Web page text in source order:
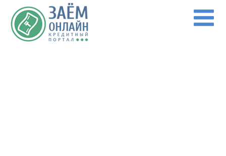
Перейти к основному содержанию